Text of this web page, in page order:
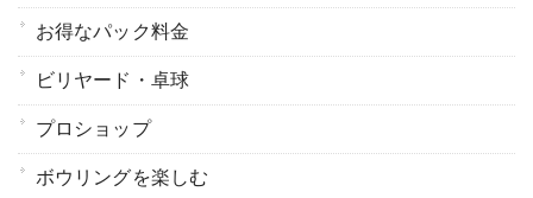
お得なパック料金
ビリヤード・卓球
プロショップ
ボウリングを楽しむ